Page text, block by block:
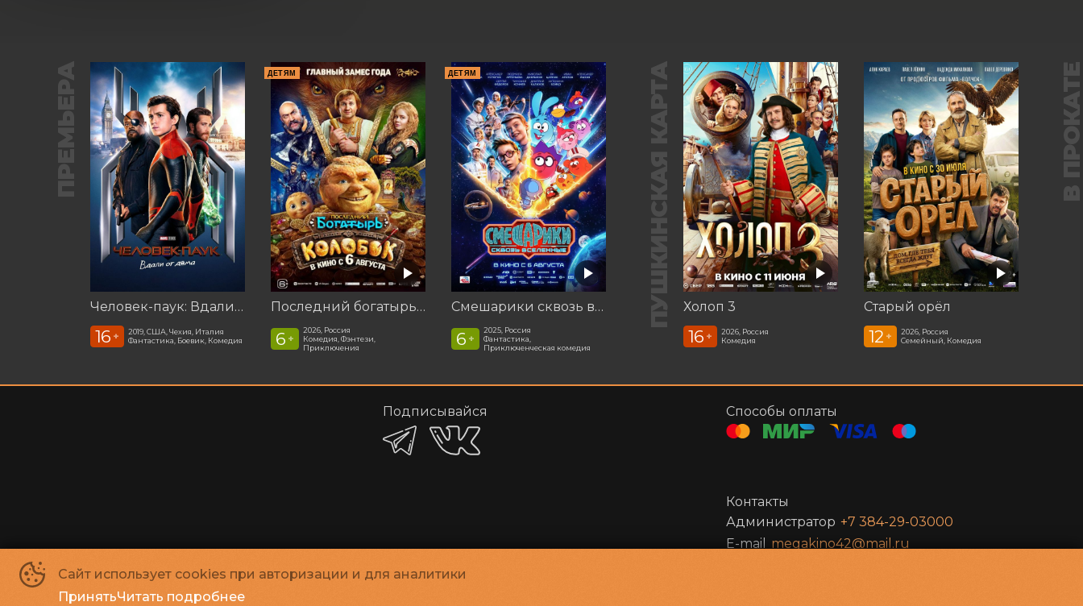
ПРЕМЬЕРА
Человек-паук: Вдали от дома (2019)
16 +
2019, США, Чехия, Италия
Фантастика, Боевик, Комедия
ДЕТЯМ
Последний богатырь. Колобок
6 +
2026, Россия
Комедия, Фэнтези,
Приключения
ДЕТЯМ
Смешарики сквозь вселенные
6 +
2025, Россия
Фантастика,
Приключенческая комедия
ПУШКИНСКАЯ КАРТА Холоп 3
16 +
2026, Россия
Комедия
Старый орёл
12 +
2026, Россия
Семейный, Комедия
В
Сайт использует cookies при авторизации и для аналитики
ПринятьЧитать подробнее
Подписывайся Способы оплаты
Контакты
Администратор +7 384-29-03000
E-mail megakino42@mail.ru